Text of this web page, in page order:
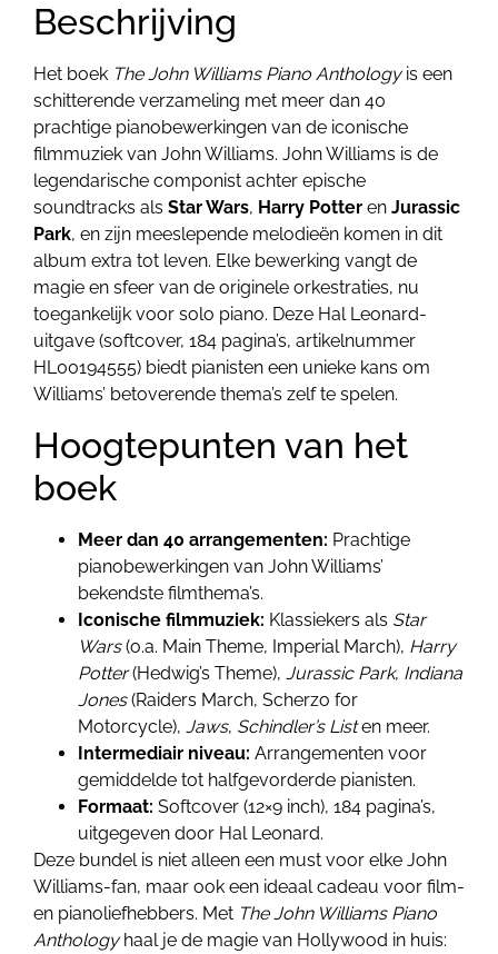
Beschrijving
Het boek The John Williams Piano Anthologyis een
schitterende verzameling met meer dan 40
prachtige pianobewerkingen van de iconische
filmmuziek van John Williams. John Williams is de
legendarische componist achter epische
soundtracks als Star Wars, Harry Potter en Jurassic
Park, en zijn meeslepende melodieën komen in dit
album extra tot leven. Elke bewerking vangt de
magie en sfeer van de originele orkestraties, nu
toegankelijk voor solo piano. Deze Hal Leonard-
uitgave (softcover, 184 pagina’s, artikelnummer
HL00194555) biedt pianisten een unieke kans om
Williams’ betoverende thema’s zelf te spelen.
Hoogtepunten van het
boek
Meer dan 40 arrangementen: Prachtige
pianobewerkingen van John Williams’
bekendste filmthema’s.
Iconische filmmuziek: Klassiekers als Star
Wars(o.a. Main Theme, Imperial March), Harry
Potter(Hedwig’s Theme), Jurassic Park, Indiana
Jones(Raiders March, Scherzo for
Motorcycle), Jaws, Schindler’s Listen meer.
Intermediair niveau: Arrangementen voor
gemiddelde tot halfgevorderde pianisten.
Formaat: Softcover (12×9 inch), 184 pagina’s,
uitgegeven door Hal Leonard.
Deze bundel is niet alleen een must voor elke John
Williams-fan, maar ook een ideaal cadeau voor film-
en pianoliefhebbers. Met The John Williams Piano
Anthologyhaal je de magie van Hollywood in huis: